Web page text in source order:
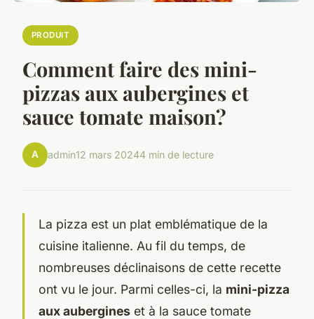
PRODUIT
Comment faire des mini-
pizzas aux aubergines et
sauce tomate maison?
A admin12 mars 20244 min de lecture
La pizza est un plat emblématique de la
cuisine italienne. Au fil du temps, de
nombreuses déclinaisons de cette recette
ont vu le jour. Parmi celles-ci, la mini-pizza
aux aubergines et à la sauce tomate